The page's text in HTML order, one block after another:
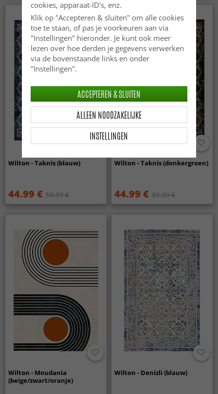
Wilton - Taknis (blauw)
44.99 € 59.99 €
Wilton - Taknis (donkergroen)
44.99 € 59.99 €
Wilton - Moudania
(beige/zwart/oranje)
Wilton - Denizli (blauw)
cookies, apparaat-ID's, enz.
Klik op "Accepteren & sluiten" om alle cookies
toe te staan, of pas je voorkeuren aan via
"Instellingen" hieronder. Je kunt ook meer
lezen over hoe derden je gegevens verwerken
via de bovenstaande links en onder
"Instellingen".
INSTELLINGEN
ALLEEN NOODZAKELIJKE
ACCEPTEREN & SLUITEN